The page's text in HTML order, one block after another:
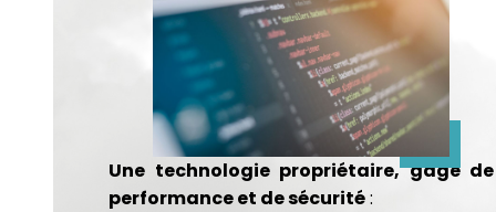
Une technologie propriétaire, gage de
performance et de sécurité: